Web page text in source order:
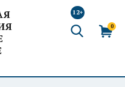
12+
0